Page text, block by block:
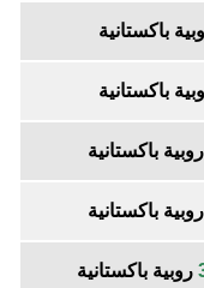
باكستانية
باكستانية
روبية باكستانية
روبية باكستانية
روبية باكستانية